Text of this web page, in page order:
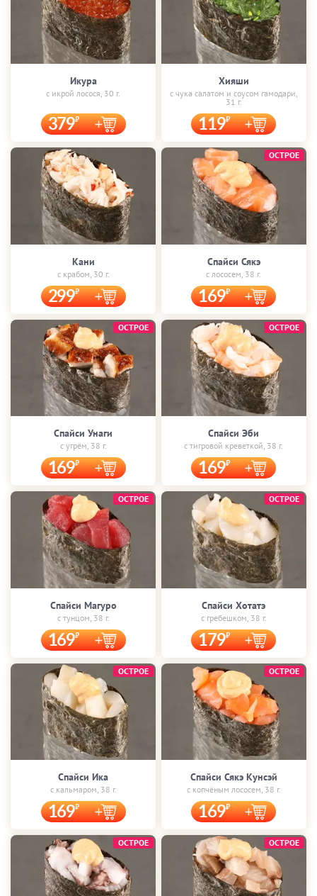
Икура
с икрой лосося, 30 г.
379
Хияши
с чука салатом и соусом гамодари,
31 г.
119
Кани
с крабом, 30 г.
299
Спайси Сякэ
с лососем, 38 г.
169
ОСТРОЕ
Спайси Унаги
с угрём, 38 г.
169
ОСТРОЕ
Спайси Эби
с тигровой креветкой, 38 г.
169
ОСТРОЕ
Спайси Магуро
с тунцом, 38 г.
169
ОСТРОЕ
Спайси Хотатэ
с гребешком, 38 г.
179
ОСТРОЕ
Спайси Ика
с кальмаром, 38 г.
169
ОСТРОЕ
Спайси Сякэ Кунсэй
с копчёным лососем, 38 г.
169
ОСТРОЕ
ОСТРОЕ ОСТРОЕ